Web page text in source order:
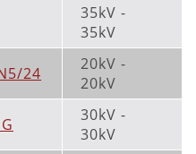
35kV -
35kV
24
20kV -
20kV
30kV -
30kV